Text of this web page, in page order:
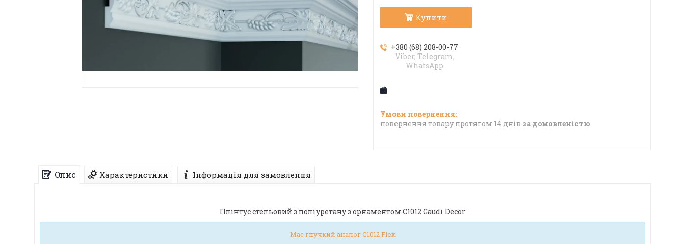
Купити
+380 (68) 208-00-77
Viber, Telegram,
WhatsApp
повернення товару протягом 14 днів за домовленістю
Опис Характеристики Інформація для замовлення
Плінтус стельовий з поліуретану з орнаментом C1012 Gaudi Decor
Має гнучкий аналог C1012 Flex